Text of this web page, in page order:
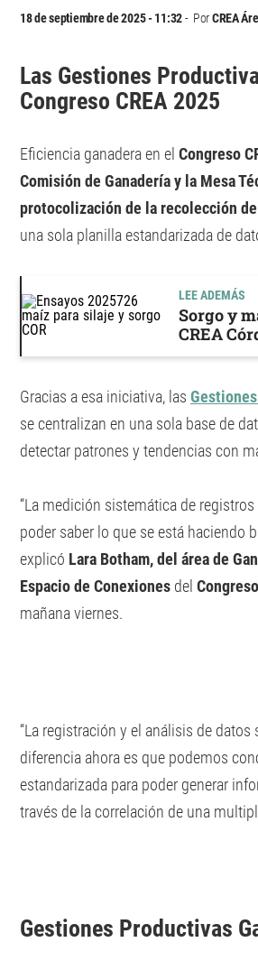
18 de septiembre de 2025 - 11:32 PorCREA
Las Gestiones
Congreso CREA 2025
Eficiencia ganadera en el Congreso
Comisión de Ganadería y la Mesa
protocolización de la recolección
una sola planilla estandarizada de
LEE ADEMÁS
Sorgo y
CREA
Gracias a esa iniciativa, las
se centralizan en una sola base de
detectar patrones y tendencias con
“La medición sistemática de
poder saber lo que se está haciendo
explicó Lara Botham, del área de
Espacio de Conexiones del
mañana viernes.
“La registración y el análisis de
diferencia ahora es que podemos
estandarizada para poder generar
través de la correlación de una
Gestiones Productivas